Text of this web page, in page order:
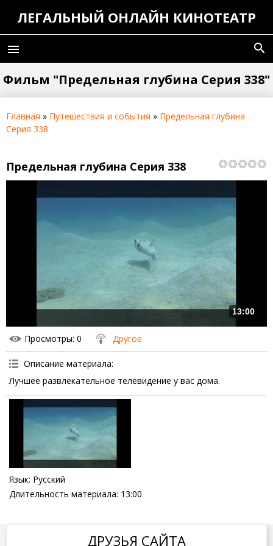
ЛЕГАЛЬНЫЙ ОНЛАЙН КИНОТЕАТР
menu search
Фильм "Предельная глубина Серия 338"
Главная » Путешествия и события » Предельная глубина
Серия 338
Предельная глубина Серия 338
13:00
Просмотры: 0 Другое
Описание материала:
Лучшее развлекательное телевидение у вас дома.
Язык: Русский
Длительность материала: 13:00
ДРУЗЬЯ САЙТА